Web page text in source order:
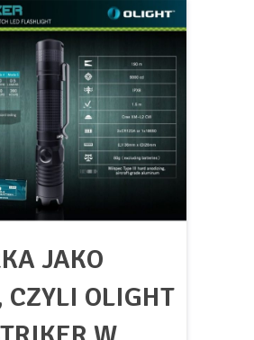
JAKO
CZYLI OLIGHT